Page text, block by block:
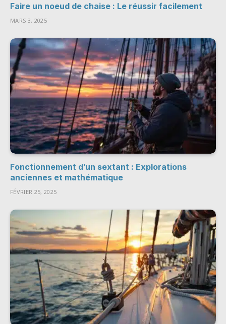
Faire un noeud de chaise : Le réussir facilement
MARS 3, 2025
Fonctionnement d’un sextant : Explorations
anciennes et mathématique
FÉVRIER 25, 2025